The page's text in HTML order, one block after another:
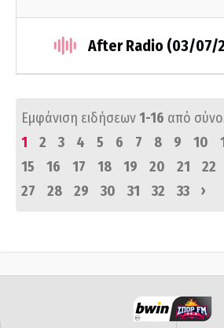
After Radio (03/07/
Εμφάνιση ειδήσεων1-16 από
1
2 3 4 5 6 7 8 9 10
15
16 17 18 19 20 21 22
27
28 29 30 31 32 33 ›